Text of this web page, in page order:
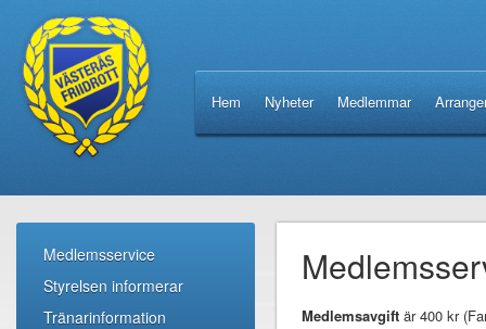
Hem Nyheter Medlemmar
Medlemsservice
Styrelsen informerar
Tränarinformation
Medlemsavgift är 400 kr